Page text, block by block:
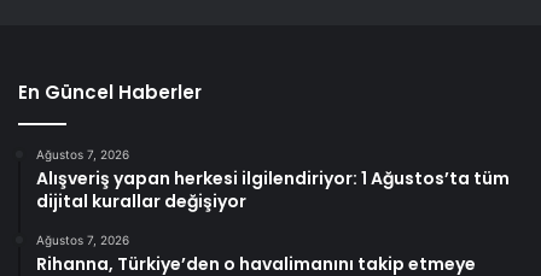
En Güncel Haberler
Ağustos 7, 2026
Alışveriş yapan herkesi ilgilendiriyor: 1 Ağustos’ta tüm
dijital kurallar değişiyor
Ağustos 7, 2026
Rihanna, Türkiye’den o havalimanını takip etmeye